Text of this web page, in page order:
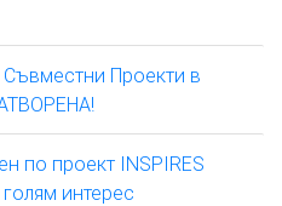
Съвместни Проекти в
по проект INSPIRES
интерес